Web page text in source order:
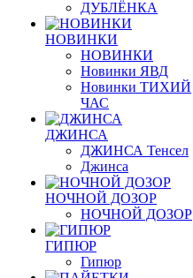
ДУБЛЁНКА
НОВИНКИ
НОВИНКИ
Новинки ЯВД
Новинки ТИХИЙ
ЧАС
ДЖИНСА
ДЖИНСА Тенсел
Джинса
НОЧНОЙ ДОЗОР
НОЧНОЙ ДОЗОР
ГИПЮР
Гипюр